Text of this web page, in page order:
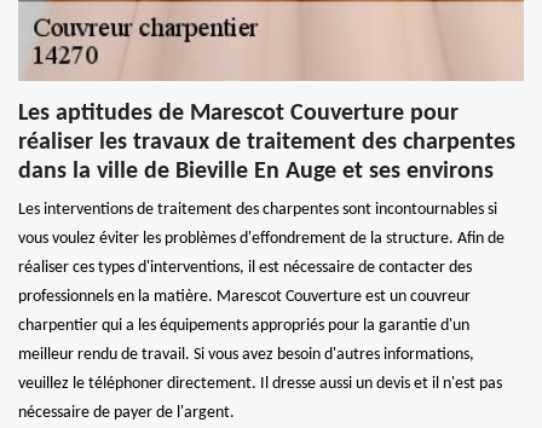
Les aptitudes de Marescot Couverture pour
réaliser les travaux de traitement des charpentes
dans la ville de Bieville En Auge et ses environs
Les interventions de traitement des charpentes sont incontournables si
vous voulez éviter les problèmes d'effondrement de la structure. Afin de
réaliser ces types d'interventions, il est nécessaire de contacter des
professionnels en la matière. Marescot Couverture est un couvreur
charpentier qui a les équipements appropriés pour la garantie d'un
meilleur rendu de travail. Si vous avez besoin d'autres informations,
veuillez le téléphoner directement. Il dresse aussi un devis et il n'est pas
nécessaire de payer de l'argent.